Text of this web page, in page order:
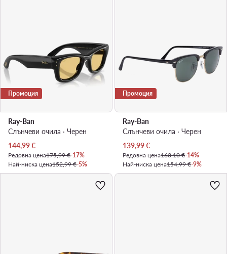
Промоция
Ray-Ban
Слънчеви очила · Черен
Актуална цена
144,99€
Редовна цена175,99 €-17%
Най-ниска цена152,99 €-5%
Промоция
Ray-Ban
Слънчеви очила · Черен
Актуална цена
139,99€
Редовна цена163,10 €-14%
Най-ниска цена154,99 €-9%